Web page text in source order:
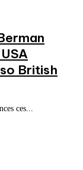
British
ces...